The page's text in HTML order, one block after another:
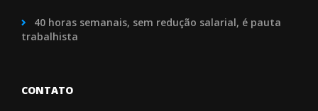
40 horas semanais, sem redução salarial, é pauta
trabalhista
CONTATO